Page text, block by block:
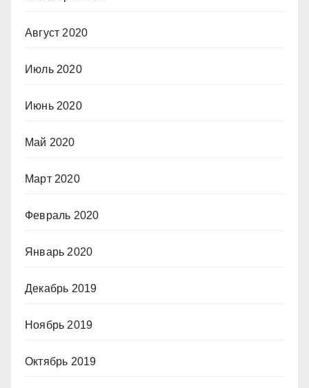
Август 2020
Июль 2020
Июнь 2020
Май 2020
Март 2020
Февраль 2020
Январь 2020
Декабрь 2019
Ноябрь 2019
Октябрь 2019